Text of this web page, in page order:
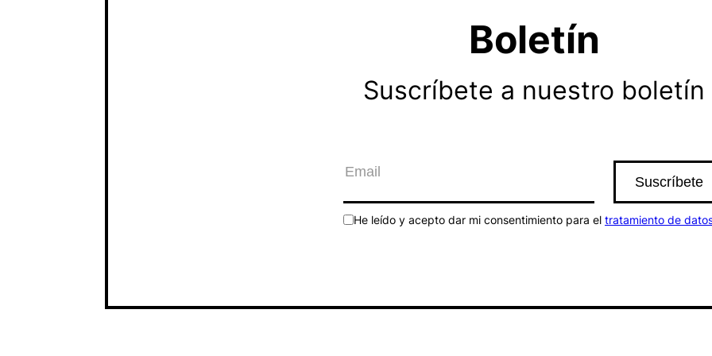
Boletín
Suscríbete a nuestro boletín
He leído y acepto dar mi consentimiento para el tratamiento de